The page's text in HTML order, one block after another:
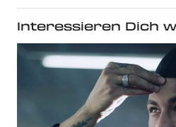
Interessieren Dich